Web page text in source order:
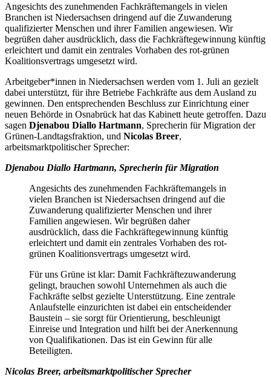
Angesichts des zunehmenden Fachkräftemangels in vielen
Branchen ist Niedersachsen dringend auf die Zuwanderung
qualifizierter Menschen und ihrer Familien angewiesen. Wir
begrüßen daher ausdrücklich, dass die Fachkräftegewinnung künftig
erleichtert und damit ein zentrales Vorhaben des rot-grünen
Koalitionsvertrags umgesetzt wird.
Arbeitgeber*innen in Niedersachsen werden vom 1. Juli an gezielt
dabei unterstützt, für ihre Betriebe Fachkräfte aus dem Ausland zu
gewinnen. Den entsprechenden Beschluss zur Einrichtung einer
neuen Behörde in Osnabrück hat das Kabinett heute getroffen. Dazu
sagen Djenabou Diallo Hartmann, Sprecherin für Migration der
Grünen-Landtagsfraktion, und Nicolas Breer,
arbeitsmarktpolitischer Sprecher:
Djenabou Diallo Hartmann, Sprecherin für Migration
Angesichts des zunehmenden Fachkräftemangels in
vielen Branchen ist Niedersachsen dringend auf die
Zuwanderung qualifizierter Menschen und ihrer
Familien angewiesen. Wir begrüßen daher
ausdrücklich, dass die Fachkräftegewinnung künftig
erleichtert und damit ein zentrales Vorhaben des rot-
grünen Koalitionsvertrags umgesetzt wird.
Für uns Grüne ist klar: Damit Fachkräftezuwanderung
gelingt, brauchen sowohl Unternehmen als auch die
Fachkräfte selbst gezielte Unterstützung. Eine zentrale
Anlaufstelle einzurichten ist dabei ein entscheidender
Baustein – sie sorgt für Orientierung, beschleunigt
Einreise und Integration und hilft bei der Anerkennung
von Qualifikationen. Das ist ein Gewinn für alle
Beteiligten.
Nicolas Breer, arbeitsmarktpolitischer Sprecher